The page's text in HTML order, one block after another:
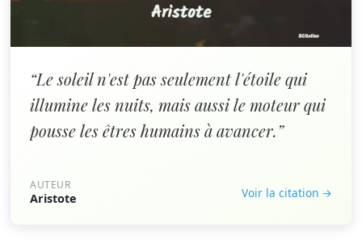
“Le soleil n'est pas seulement l'étoile qui
illumine les nuits, mais aussi le moteur qui
pousse les êtres humains à avancer.”
AUTEUR
Aristote Voir la citation →